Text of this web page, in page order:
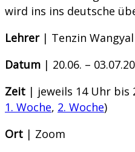
wird ins ins deutsche
Lehrer| Tenzin Wangyal
Datum | 20.06. –
Zeit | jeweils 14 Uhr bis
1. Woche, 2. Woche)
Ort | Zoom